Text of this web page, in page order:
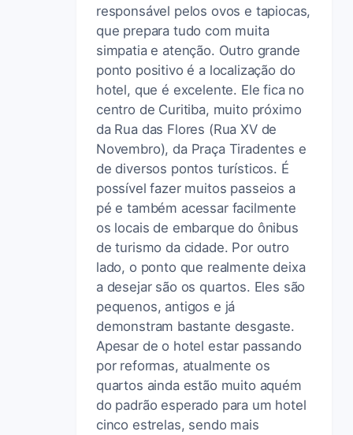
responsável pelos ovos e tapiocas,
que prepara tudo com muita
simpatia e atenção. Outro grande
ponto positivo é a localização do
hotel, que é excelente. Ele fica no
centro de Curitiba, muito próximo
da Rua das Flores (Rua XV de
Novembro), da Praça Tiradentes e
de diversos pontos turísticos. É
possível fazer muitos passeios a
pé e também acessar facilmente
os locais de embarque do ônibus
de turismo da cidade. Por outro
lado, o ponto que realmente deixa
a desejar são os quartos. Eles são
pequenos, antigos e já
demonstram bastante desgaste.
Apesar de o hotel estar passando
por reformas, atualmente os
quartos ainda estão muito aquém
do padrão esperado para um hotel
cinco estrelas, sendo mais